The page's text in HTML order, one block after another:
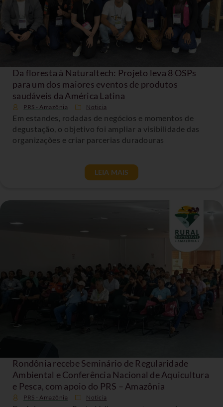
Da floresta à Naturaltech: Projeto leva 8 OSPs
para um dos maiores eventos de produtos
saudáveis da América Latina
PRS - Amazônia Noticia
Em estandes, rodadas de negócios e momentos de
degustação, o objetivo foi ampliar a visibilidade das
organizações e criar parcerias duradouras
LEIA MAIS
Rondônia recebe Seminário de Regularidade
Ambiental e Conferência Nacional de Aquicultura
e Pesca, com apoio do PRS – Amazônia
PRS - Amazônia Noticia